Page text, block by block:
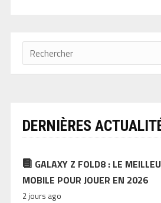
DERNIÈRES
GALAXY Z FOLD8 : LE
MOBILE POUR JOUER EN 2026
2 jours ago